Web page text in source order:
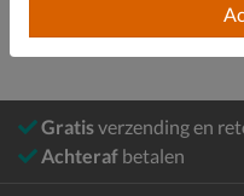
Gratisverzending en
Achteraf betalen